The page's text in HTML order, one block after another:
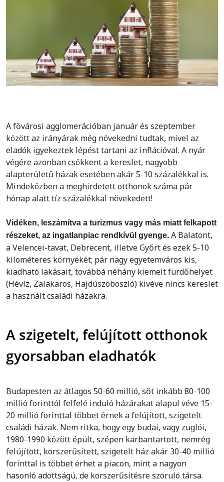
A fővárosi agglomerációban január és szeptember
között az irányárak még növekedni tudtak, mivel az
eladók igyekeztek lépést tartani az inflációval. A nyár
végére azonban csökkent a kereslet, nagyobb
alapterületű házak esetében akár 5-10 százalékkal is.
Mindeközben a meghirdetett otthonok száma pár
hónap alatt tíz százalékkal növekedett!
Vidéken, leszámítva a turizmus vagy más miatt felkapott
részeket, az ingatlanpiac rendkívül gyenge. A Balatont,
a Velencei-tavat, Debrecent, illetve Győrt és ezek 5-10
kilométeres környékét; pár nagy egyetemváros kis,
kiadható lakásait, továbbá néhány kiemelt fürdőhelyet
(Hévíz, Zalakaros, Hajdúszoboszló) kivéve nincs kereslet
a használt családi házakra.
A szigetelt, felújított otthonok
gyorsabban eladhatók
Budapesten az átlagos 50-60 millió, sőt inkább 80-100
millió forinttól felfelé induló házárakat alapul véve 15-
20 millió forinttal többet érnek a felújított, szigetelt
családi házak. Nem ritka, hogy egy budai, vagy zuglói,
1980-1990 között épült, szépen karbantartott, nemrég
felújított, korszerűsített, szigetelt ház akár 30-40 millió
forinttal is többet érhet a piacon, mint a nagyon
hasonló adottságú, de korszerűsítésre szoruló társa.